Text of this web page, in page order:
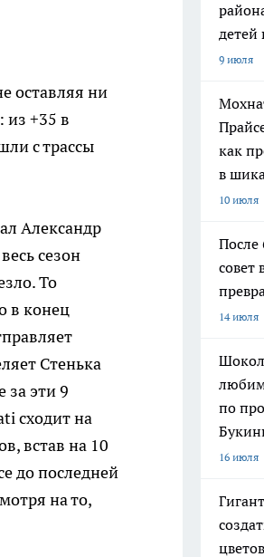
оставляя ни
+35 в
с трассы
Александр
сезон
То
в конец
Стенька
за эти 9
сходит на
встав на 10
до последней
на то,
детей
9 июля
как
в
10 июля
После
совет
14 июля
по
16 июля